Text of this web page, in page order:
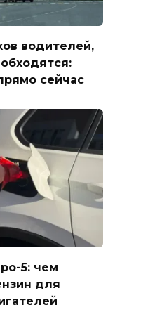
водителей,
сейчас
5: чем
для